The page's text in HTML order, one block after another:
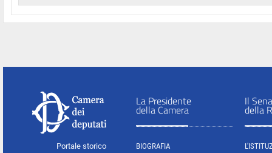
Portale storico
La Presidente
della Camera
BIOGRAFIA
Il
della